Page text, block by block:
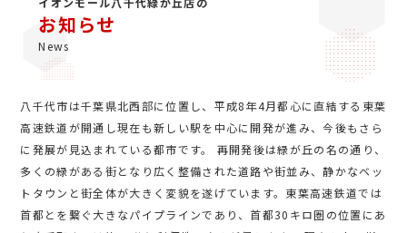
お知らせ
News
八千代市は千葉県北西部に位置し、平成8年4月都心に直結する東葉
高速鉄道が開通し現在も新しい駅を中心に開発が進み、今後もさら
に発展が見込まれている都市です。 再開発後は緑が丘の名の通り、
多くの緑がある街となり広く整備された道路や街並み、静かなベッ
トタウンと街全体が大きく変貌を遂げています。東葉高速鉄道では
首都とを繋ぐ大きなパイプラインであり、首都30キロ圏の位置にあ